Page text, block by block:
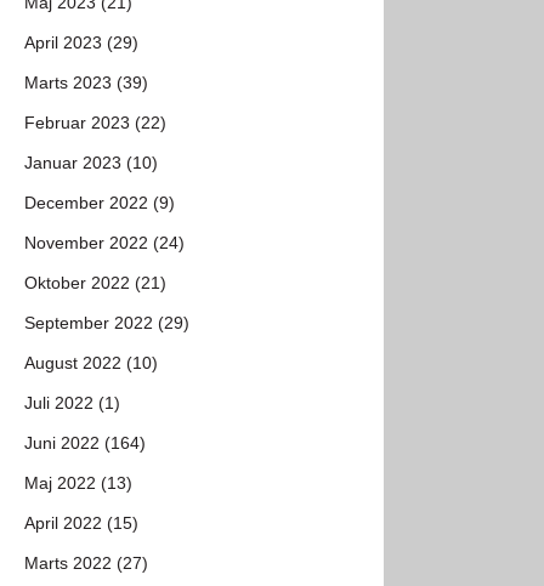
April 2023 (29)
Marts 2023 (39)
Februar 2023 (22)
Januar 2023 (10)
December 2022 (9)
November 2022 (24)
Oktober 2022 (21)
September 2022 (29)
August 2022 (10)
Juli 2022 (1)
Juni 2022 (164)
Maj 2022 (13)
April 2022 (15)
Marts 2022 (27)